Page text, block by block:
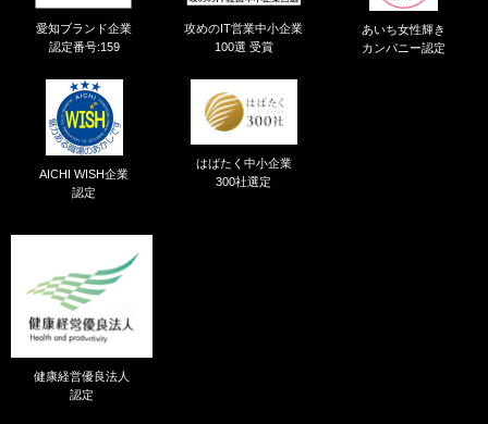
愛知ブランド企業
認定番号:159
攻めのIT営業中小企業
100選 受賞
あいち女性輝き
カンパニー認定
AICHI WISH企業
認定
はばたく中小企業
300社選定
健康経営優良法人
認定